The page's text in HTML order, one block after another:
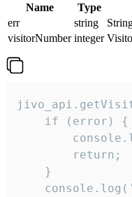
Name Type
err
string
visitorNumber integer
    if (error) {
        return;
    }